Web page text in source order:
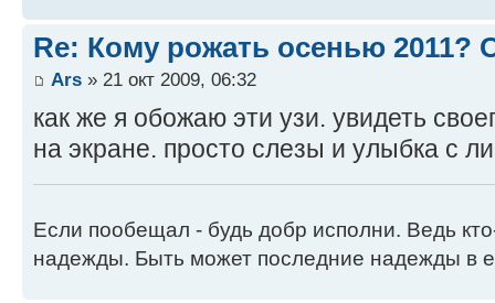
Re: Кому рожать осенью 2011?
Ars » 21 окт 2009, 06:32
как же я обожаю эти узи. увидеть
на экране. просто слезы и улыбка с
Если пообещал - будь добр исполни. Ведь
надежды. Быть может последние надежды в